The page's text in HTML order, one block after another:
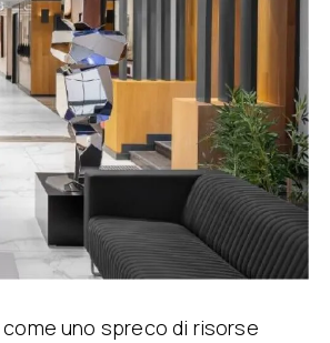
uno spreco di risorse